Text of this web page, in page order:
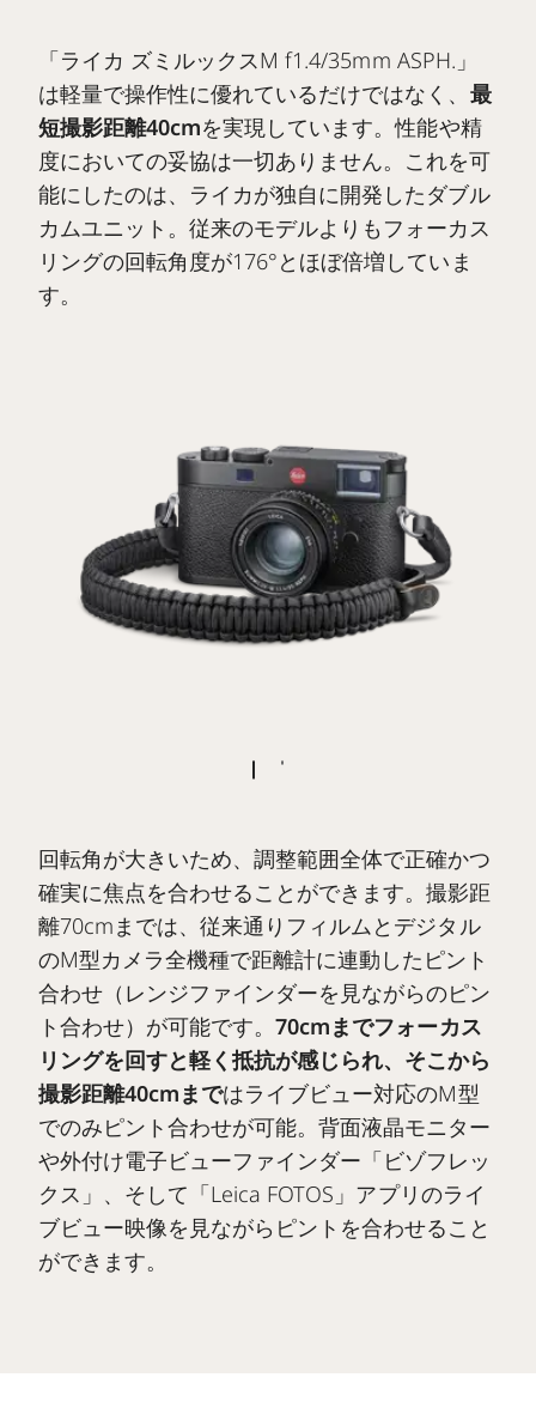
「ライカ ズミルックスM f1.4/35mm ASPH.」
は軽量で操作性に優れているだけではなく、 最
短撮影距離40cmを実現しています。性能や精
度においての妥協は一切ありません。これを可
能にしたのは、ライカが独自に開発したダブル
カムユニット。従来のモデルよりもフォーカス
リングの回転角度が176°とほぼ倍増していま
す。
回転角が大きいため、調整範囲全体で正確かつ
確実に焦点を合わせることができます。撮影距
離70cmまでは、従来通りフィルムとデジタル
のM型カメラ全機種で距離計に連動したピント
合わせ（レンジファインダーを見ながらのピン
ト合わせ）が可能です。70cmまでフォーカス
リングを回すと軽く抵抗が感じられ、そこから
撮影距離40cmまではライブビュー対応のM型
でのみピント合わせが可能。背面液晶モニター
や外付け電子ビューファインダー「ビゾフレッ
クス」、そして「Leica FOTOS」アプリのライ
ブビュー映像を見ながらピントを合わせること
ができます。